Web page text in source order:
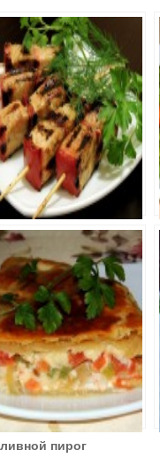
закуска
красной
пирог